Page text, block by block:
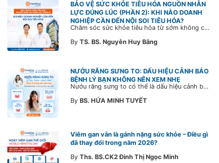
BẢO VỆ SỨC KHỎE TIÊU HÓA NGUỒN NHÂN
LỰC ĐÚNG LÚC (PHẦN 2): KHI NÀO DOANH
NGHIỆP CẦN ĐẾN NỘI SOI TIÊU HÓA?
Chăm sóc sức khỏe tiêu hóa từ sớm không chỉ giúp phát hiện bệnh kịp thời mà còn góp phần xây dựng đội ngũ khỏe mạnh, ổn định và gắn bó lâu dài. CarePlus sẵn sàng đồng hành cùng doanh nghiệp trong việc thiết kế chương trình chăm sóc sức khỏe phù hợp theo từng nhân sự, nhằm tối ưu hiệu quả đầu tư phúc lợi và phát triển nguồn nhân lực bền vững.
By TS. BS. Nguyễn Huy Bằng
NƯỚU RĂNG SƯNG TO: DẤU HIỆU CẢNH BÁO
BỆNH LÝ BẠN KHÔNG NÊN XEM NHẸ
Nướu răng sưng to có thể là dấu hiệu cảnh báo bệnh lý răng miệng. Cùng Bác sĩ CarePlus tìm hiểu nguyên nhân, triệu chứng và thời điểm cần đi khám bác sĩ trong bài viết dưới đây.
By BS. HỨA MINH TUYẾT
Viêm gan vẫn là gánh nặng sức khỏe – Điều gì
đã thay đổi trong năm 2026?
By Ths. BS.CK2 Đinh Thị Ngọc Minh